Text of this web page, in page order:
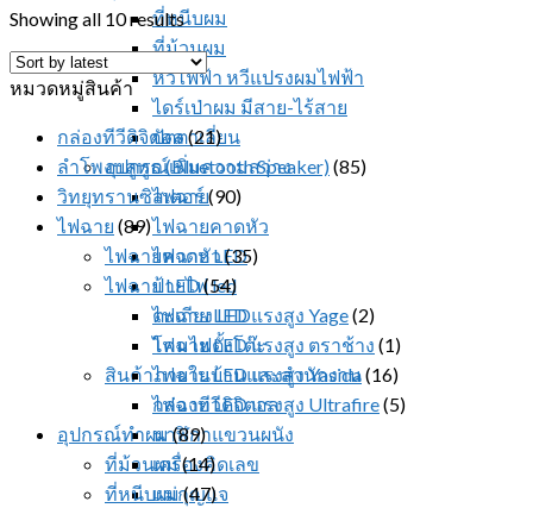
ที่หนีบผม
ที่ม้วนผม
หวีไฟฟ้า หวีแปรงผมไฟฟ้า
ไดร์เป่าผม มีสาย-ไร้สาย
ปัตตาเลี่ยน
อุปกรณ์เพิ่มความสว่าง
ไฟฉาย
ไฟฉายคาดหัว
ไฟฉาย LED
ป้ายไฟ led
ตะเกียง LED
โคมไฟตั้งโต๊ะ
สินค้าภายในบ้านและสำนักงาน
กล่องทีวีดิจิตอล
นาฬิกาแขวนผนัง
เครื่องคิดเลข
แม่กุญแจ
Showing all 10 results
หมวดหมู่สินค้า
กล่องทีวีดิจิตอล(21)
ลำโพงบลูทูธ (Bluetooth Speaker)(85)
วิทยุทรานซิสเตอร์(90)
ไฟฉาย (89)
ไฟฉายคาดหัว(35)
ไฟฉาย LED(54)
ไฟฉาย LED แรงสูง Yage(2)
ไฟฉาย LED แรงสูง ตราช้าง (1)
ไฟฉาย LED แรงสูง Yasida(16)
ไฟฉาย LED แรงสูง Ultrafire(5)
อุปกรณ์ทำผม(89)
ที่ม้วนผม(14)
ที่หนีบผม(47)